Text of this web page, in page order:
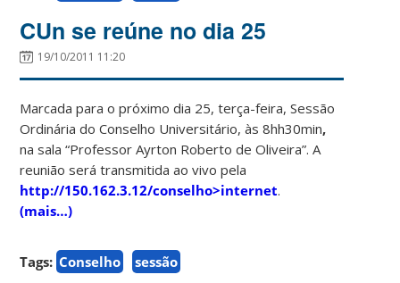
CUn se reúne no dia 25
19/10/2011 11:20
Marcada para o próximo dia 25, terça-feira, Sessão
Ordinária do Conselho Universitário, às 8hh30min,
na sala “Professor Ayrton Roberto de Oliveira”. A
reunião será transmitida ao vivo pela
http://150.162.3.12/conselho>internet.
(mais…)
Tags: Conselho sessão